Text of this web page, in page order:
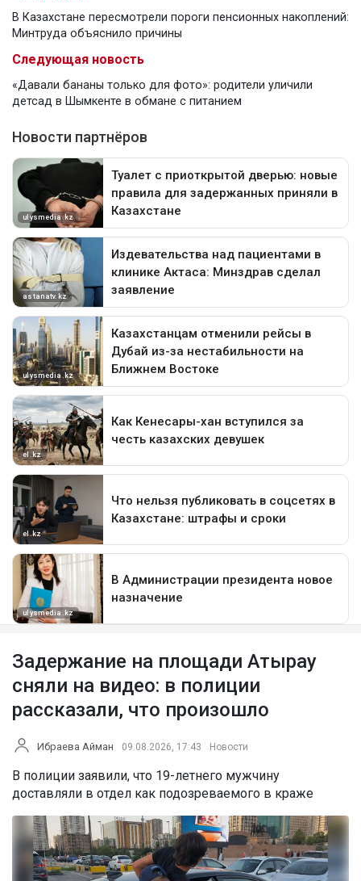
В Казахстане пересмотрели пороги пенсионных накоплений:
Минтруда объяснило причины
Следующая новость
«Давали бананы только для фото»: родители уличили
детсад в Шымкенте в обмане с питанием
Задержание на площади Атырау
сняли на видео: в полиции
рассказали, что произошло
Ибраева Айман 09.08.2026, 17:43 Новости
В полиции заявили, что 19-летнего мужчину
доставляли в отдел как подозреваемого в краже